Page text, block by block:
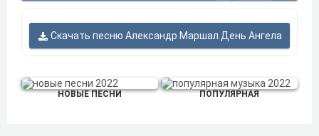
Скачать песню Александр Маршал День Ангела
НОВЫЕ ПЕСНИ ПОПУЛЯРНАЯ